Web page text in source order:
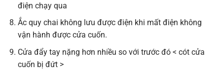
điện chạy qua
Ắc quy chai không lưu được điện khi mất điện không
vận hành được cửa cuốn.
Cửa đẩy tay nặng hơn nhiều so với trước đó < cót cửa
cuốn bị đứt >